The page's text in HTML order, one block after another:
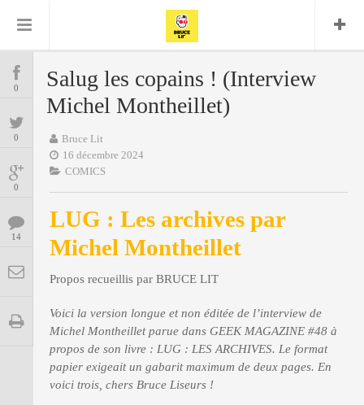
COMICS
MANGAS
BD
ENCYCLOPEGEEK
CINE-SERIES-ANIME
MUSIQUE
LA BRUCE TEAM : SAISON 13
0
0
0
14
Salug les copains ! (Interview
Michel Montheillet)
Bruce Lit
16 décembre 2024
COMICS
LUG : Les archives par
Michel Montheillet
Propos recueillis par BRUCE LIT
Voici la version longue et non éditée de l’interview de
Michel Montheillet parue dans GEEK MAGAZINE #48 à
propos de son livre : LUG : LES ARCHIVES. Le format
papier exigeait un gabarit maximum de deux pages. En
voici trois, chers Bruce Liseurs !
Comics
Daredevil Dark Horse DC
Delcourt Eddy Vanleffe
Encyclopegeek
Figure
Replay
Glénat Graphic Novel
Independants JB Vu Van
JP
Nguyen
Marvel Mattie boy Musique
Panini Patrick Faivre Presse
Présence
Spidey Teamup
Tornado Urban Vertigo xmen